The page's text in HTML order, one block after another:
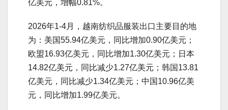
亿美元，增幅0.81%。
2026年1-4月，越南纺织品服装出口主要目的地
为：美国55.94亿美元，同比增加0.90亿美元；
欧盟16.93亿美元，同比增加1.30亿美元；日本
14.82亿美元，同比减少1.27亿美元；韩国13.81
亿美元，同比减少1.34亿美元；中国10.96亿美
元，同比增加1.99亿美元。